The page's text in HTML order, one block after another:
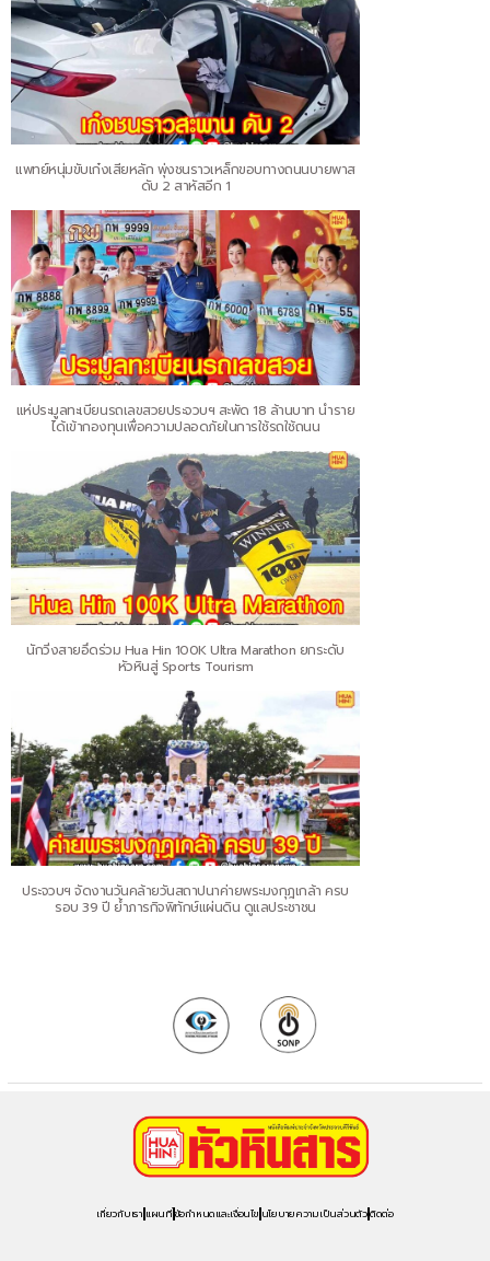
แพทย์หนุ่มขับเก๋งเสียหลัก พุ่งชนราวเหล็กขอบทางถนนบายพาส
ดับ 2 สาหัสอีก 1
แห่ประมูลทะเบียนรถเลขสวยประจวบฯ สะพัด 18 ล้านบาท นำราย
ได้เข้ากองทุนเพื่อความปลอดภัยในการใช้รถใช้ถนน
นักวิ่งสายอึดร่วม Hua Hin 100K Ultra Marathon ยกระดับ
หัวหินสู่ Sports Tourism
ประจวบฯ จัดงานวันคล้ายวันสถาปนาค่ายพระมงกุฎเกล้า ครบ
รอบ 39 ปี ย้ำภารกิจพิทักษ์แผ่นดิน ดูแลประชาชน
เกี่ยวกับเรา แผนที่ข้อกำหนดและเงื่อนไข นโยบายความเป็นส่วนตัวติดต่อ